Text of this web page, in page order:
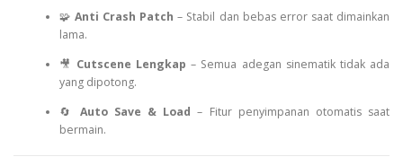
🧩 Anti Crash Patch – Stabil dan bebas error saat dimainkan
lama.
🎥 Cutscene Lengkap – Semua adegan sinematik tidak ada
yang dipotong.
🔄 Auto Save & Load – Fitur penyimpanan otomatis saat
bermain.